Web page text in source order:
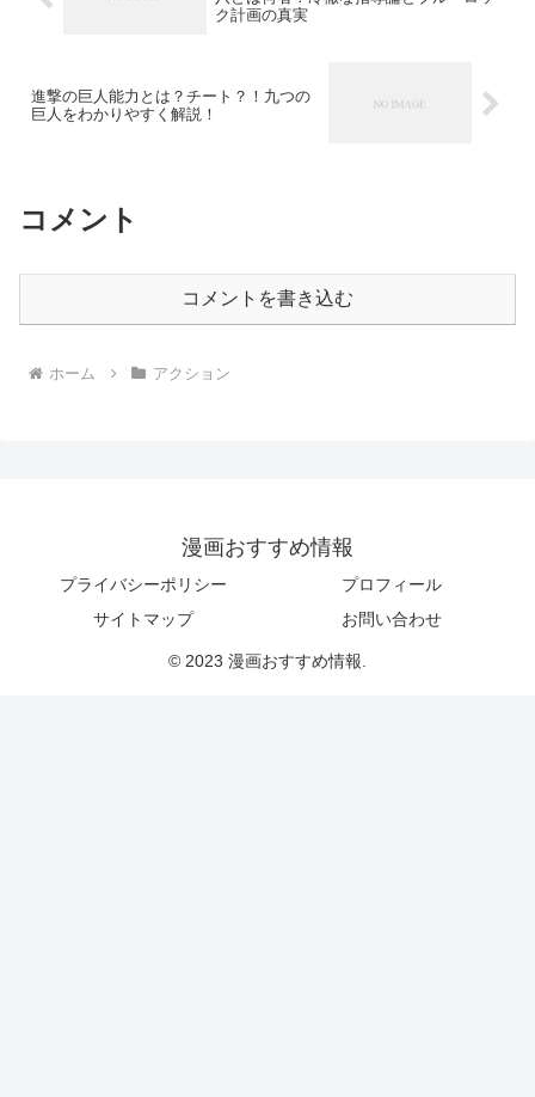
ク計画の真実
進撃の巨人能力とは？チート？！九つの
巨人をわかりやすく解説！
コメント
コメントを書き込む
ホーム アクション
漫画おすすめ情報
プライバシーポリシー
プロフィール
サイトマップ
お問い合わせ
© 2023 漫画おすすめ情報.